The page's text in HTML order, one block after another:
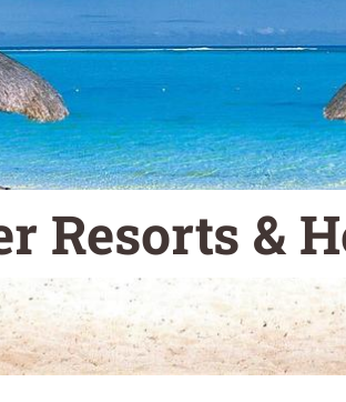
Resorts &